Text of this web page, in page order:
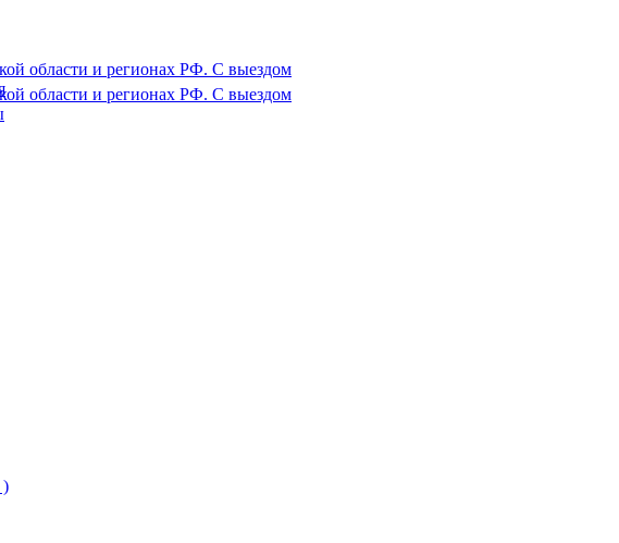
области и регионах РФ. С выездом
области и регионах РФ. С выездом
)